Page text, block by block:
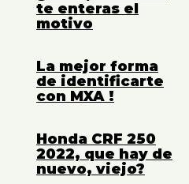
te enteras el
motivo
La mejor forma
de identificarte
con MXA !
Honda CRF 250
2022, que hay de
nuevo, viejo?